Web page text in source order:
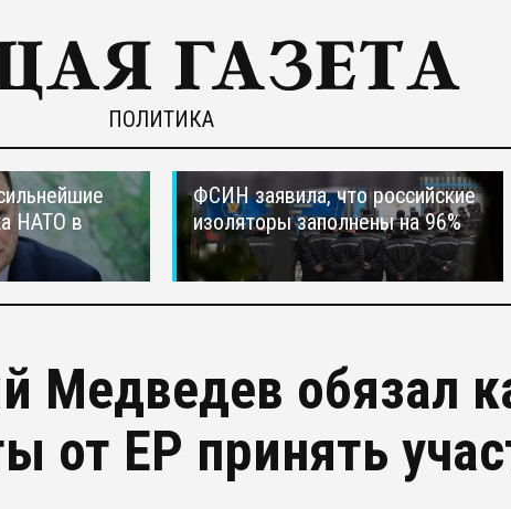
ПОЛИТИКА
НАТО в
ФСИН заявила, что российские
изоляторы заполнены на 96%
Медведев обязал
от ЕР принять